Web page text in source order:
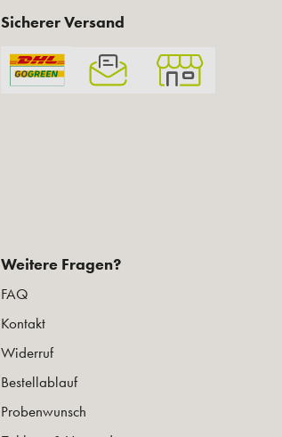
Sicherer Versand
Weitere Fragen?
FAQ
Kontakt
Widerruf
Bestellablauf
Probenwunsch